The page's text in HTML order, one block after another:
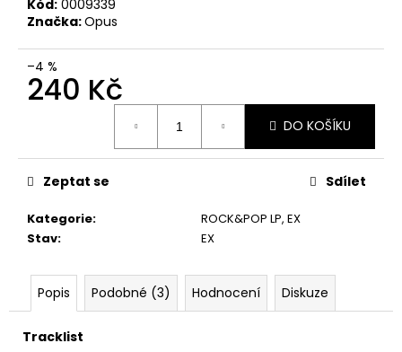
Kód: 0009339
Značka:Opus
–4 %
240 Kč
DO KOŠÍKU
Kategorie: ROCK&POP LP, EX
Stav: EX
Zeptat se Sdílet
Popis Podobné (3) Hodnocení Diskuze
Tracklist
m
–
CATFISH
MC
220
Kč